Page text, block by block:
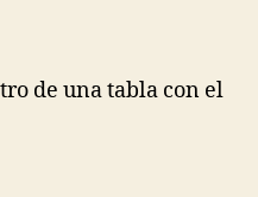
de una tabla con el